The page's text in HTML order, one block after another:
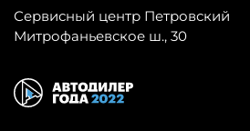
Сервисный центр Петровский
Митрофаньевское ш., 30